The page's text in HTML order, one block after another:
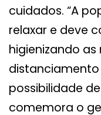
cuidados. “A
relaxar e deve
higienizando
possibilidade
comemora o